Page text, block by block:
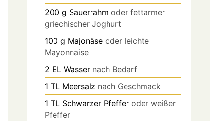
200 g Sauerrahm oder fettarmer
griechischer Joghurt
100 g Majonäse oder leichte
Mayonnaise
2 EL Wasser nach Bedarf
1 TL Meersalz nach Geschmack
1 TL Schwarzer Pfeffer oder weißer
Pfeffer